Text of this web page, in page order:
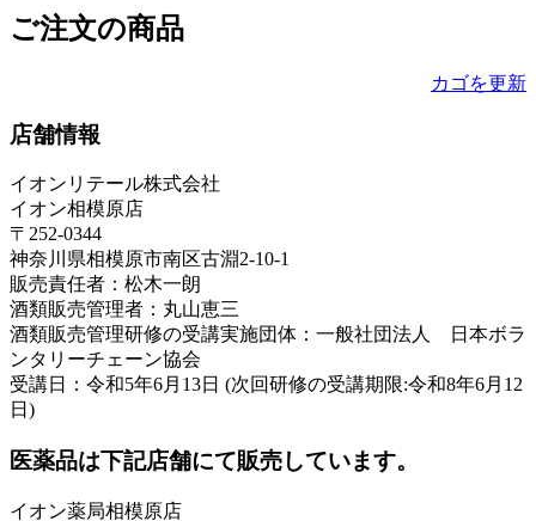
ご注文の商品
カゴを更新
店舗情報
イオンリテール株式会社
イオン相模原店
〒252-0344
神奈川県相模原市南区古淵2-10-1
販売責任者：松木一朗
酒類販売管理者：丸山恵三
酒類販売管理研修の受講実施団体：一般社団法人 日本ボラ
ンタリーチェーン協会
受講日：令和5年6月13日 (次回研修の受講期限:令和8年6月12
日)
医薬品は下記店舗にて販売しています。
イオン薬局相模原店